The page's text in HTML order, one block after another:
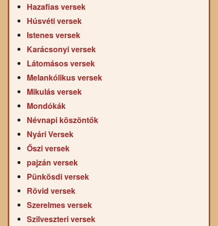
Hazafias versek
Húsvéti versek
Istenes versek
Karácsonyi versek
Látomásos versek
Melankólikus versek
Mikulás versek
Mondókák
Névnapi köszöntők
Nyári Versek
Őszi versek
pajzán versek
Pünkösdi versek
Rövid versek
Szerelmes versek
Szilveszteri versek